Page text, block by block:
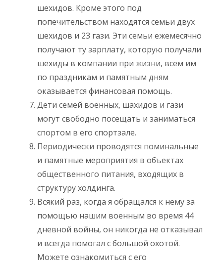
шехидов. Кроме этого под
попечительством находятся семьи двух
шехидов и 23 гази. Эти семьи ежемесячно
получают ту зарплату, которую получали
шехиды в компании при жизни, всем им
по праздникам и памятным дням
оказывается финансовая помощь.
Дети семей военных, шахидов и гази
могут свободно посещать и заниматься
спортом в его спортзале.
Периодически проводятся поминальные
и памятные мероприятия в объектах
общественного питания, входящих в
структуру холдинга.
Всякий раз, когда я обращался к нему за
помощью нашим военным во время 44
дневной войны, он никогда не отказывал
и всегда помогал с большой охотой.
Можете ознакомиться с его